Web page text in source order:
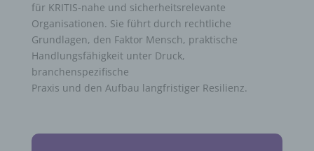
für KRITIS-nahe und sicherheitsrelevante
Organisationen. Sie führt durch rechtliche
Grundlagen, den Faktor Mensch, praktische
Handlungsfähigkeit unter Druck,
branchenspezifische
Praxis und den Aufbau langfristiger Resilienz.